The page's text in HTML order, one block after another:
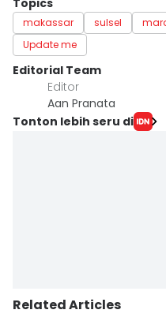
Topics
makassar sulsel
Update me
Editorial Team
Editor
Aan Pranata
Tonton lebih seru di
Related Articles